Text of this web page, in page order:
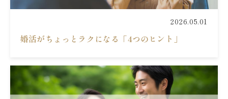
2026.05.01
婚活がちょっとラクになる「4つのヒント」